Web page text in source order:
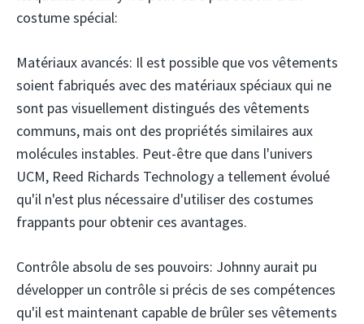
costume spécial:
Matériaux avancés: Il est possible que vos vêtements
soient fabriqués avec des matériaux spéciaux qui ne
sont pas visuellement distingués des vêtements
communs, mais ont des propriétés similaires aux
molécules instables. Peut-être que dans l'univers
UCM, Reed Richards Technology a tellement évolué
qu'il n'est plus nécessaire d'utiliser des costumes
frappants pour obtenir ces avantages.
Contrôle absolu de ses pouvoirs: Johnny aurait pu
développer un contrôle si précis de ses compétences
qu'il est maintenant capable de brûler ses vêtements